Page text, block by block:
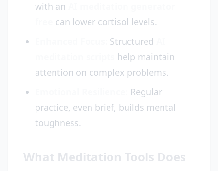
with an
can lower cortisol levels.
Structured
help maintain
attention on complex problems.
Regular
practice, even brief, builds mental
toughness.
What Meditation Tools Does